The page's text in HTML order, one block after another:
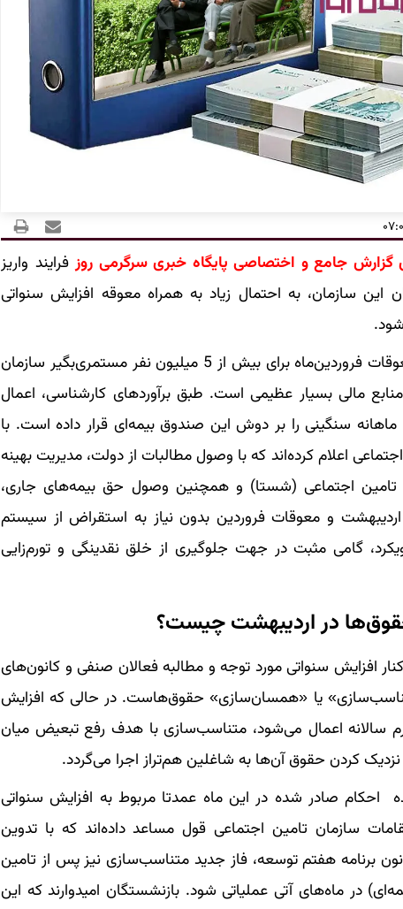
جامع و اختصاصی پایگاه خبری سرگرمی روزفرایند واریز
این سازمان، به احتمال زیاد به همراه معوقه افزایش سنواتی
اجرای احکام جدید و پرداخت معوقات فروردین‌ماه برای بیش از 5 میلیون نفر مستمری‌بگیر سازمان
منابع مالی بسیار عظیمی است. طبق برآوردهای کارشناسی، اعمال
۱۴۰۵، بار مالی ماهانه سنگینی را بر دوش این صندوق بیمه‌ای قرار داده است. با
اعلام کرده‌اند که با وصول مطالبات از دولت، مدیریت بهینه
تامین اجتماعی (شستا) و همچنین وصول حق بیمه‌های جاری،
و معوقات فروردین بدون نیاز به استقراض از سیستم
گامی مثبت در جهت جلوگیری از خلق نقدینگی و تورم‌زایی
در اردیبهشت چیست؟
افزایش سنواتی مورد توجه و مطالبه فعالان صنفی و کانون‌های
یا «همسان‌سازی» حقوق‌هاست. در حالی که افزایش
سالانه اعمال می‌شود، متناسب‌سازی با هدف رفع تبعیض میان
کردن حقوق آن‌ها به شاغلین هم‌تراز اجرا می‌گردد.
احکام صادر شده در این ماه عمدتا مربوط به افزایش سنواتی
سازمان تامین اجتماعی قول مساعد داده‌اند که با تدوین
برنامه هفتم توسعه، فاز جدید متناسب‌سازی نیز پس از تامین
در ماه‌های آتی عملیاتی شود. بازنشستگان امیدوارند که این